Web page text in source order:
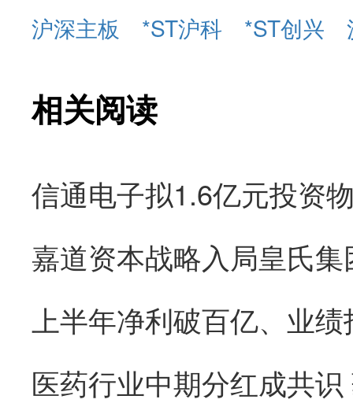
沪深主板 *ST沪科 *ST创兴
相关阅读
医药行业中期分红成共